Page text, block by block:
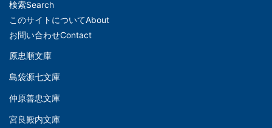
メ
イ
ン
ナ
ビ
ー
シ
検索Search
このサイトについてAbout
お問い合わせContact
文
(Left)
原忠順文庫
島袋源七文庫
仲原善忠文庫
宮良殿内文庫